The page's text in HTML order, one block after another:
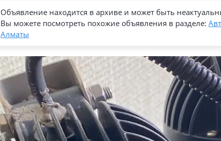
Объявление находится в архиве и может быть
Вы можете посмотреть похожие объявления в разделе:
Алматы